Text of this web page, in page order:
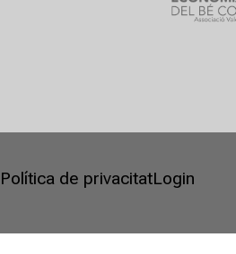
Política de privacitatLogin